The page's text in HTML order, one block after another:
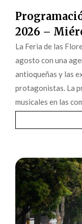
2026 –
La Feria de las
agosto con una
antioqueñas y las
protagonistas. La
musicales en las